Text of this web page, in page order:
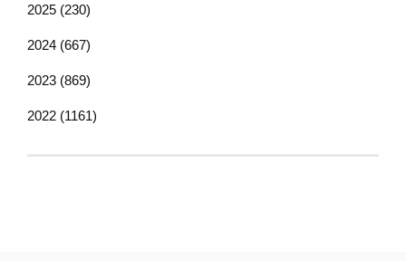
2025 (230)
2024 (667)
2023 (869)
2022 (1161)